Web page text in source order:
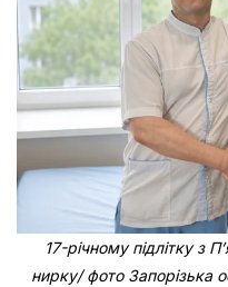
17-річному підлітку з
нирку/ фото Запорізька